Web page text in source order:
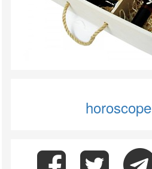
horoscope